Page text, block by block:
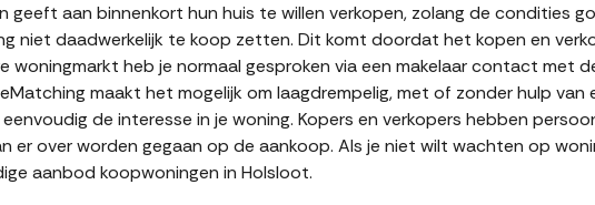
geeft aan binnenkort hun huis te willen verkopen, zolang de condities
niet daadwerkelijk te koop zetten. Dit komt doordat het kopen en
woningmarkt heb je normaal gesproken via een makelaar contact met
maakt het mogelijk om laagdrempelig, met of zonder hulp van
de interesse in je woning. Kopers en verkopers hebben
er over worden gegaan op de aankoop. Als je niet wilt wachten op
aanbod koopwoningen in Holsloot.